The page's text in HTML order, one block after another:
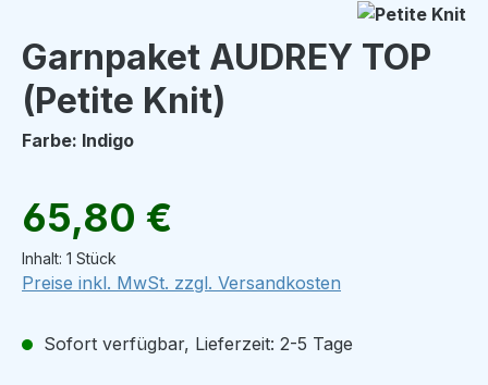
Garnpaket AUDREY TOP
(Petite Knit)
Farbe: Indigo
Regulärer Preis:
65,80 €
Inhalt: 1 Stück
Preise inkl. MwSt. zzgl. Versandkosten
Sofort verfügbar, Lieferzeit: 2-5 Tage